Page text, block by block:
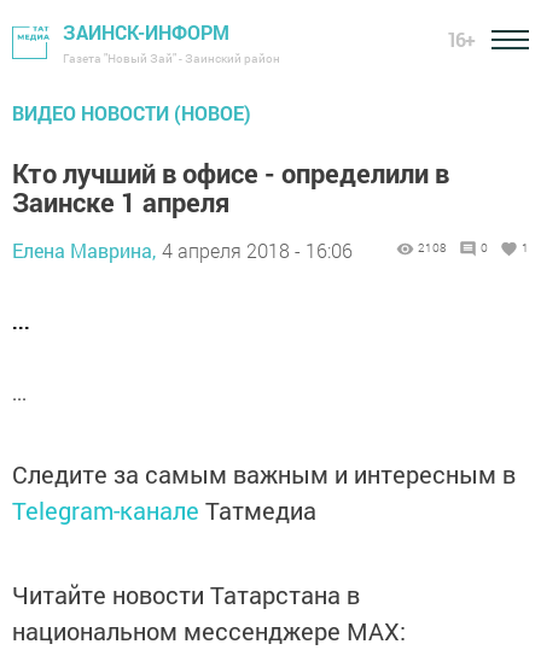
ЗАИНСК-ИНФОРМ
Газета "Новый Зай" - Заинский район
16+
ВИДЕО НОВОСТИ (НОВОЕ)
Кто лучший в офисе - определили в
Заинске 1 апреля
Елена Маврина, 4 апреля 2018 - 16:06 2108 0 1
...
...
Следите за самым важным и интересным в
Telegram-канале Татмедиа
Читайте новости Татарстана в
национальном мессенджере MАХ: